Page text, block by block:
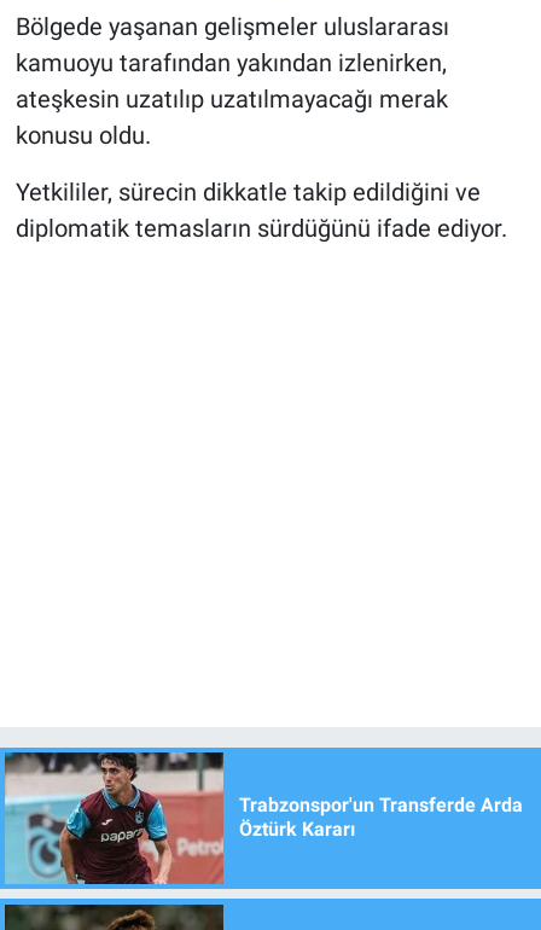
Bölgede yaşanan gelişmeler uluslararası
kamuoyu tarafından yakından izlenirken,
ateşkesin uzatılıp uzatılmayacağı merak
konusu oldu.
Yetkililer, sürecin dikkatle takip edildiğini ve
diplomatik temasların sürdüğünü ifade ediyor.
Trabzonspor'un Transferde Arda
Öztürk Kararı